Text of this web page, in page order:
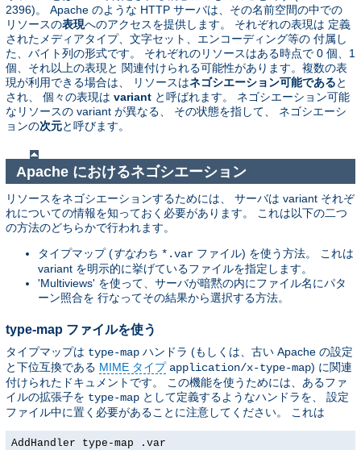
2396)。 Apache のような HTTP サーバは、その名前空間の中での
リソースの表現へのアクセスを提供します。 それぞれの表現は 定義
されたメディアタイプ、文字セット、エンコーディング等の 付属し
た、バイト列の形式です。 それぞれのリソースはある時点で 0 個、1
個、それ以上の表現と 関連付けられる可能性があります。複数の表
現が利用できる場合は、 リソースはネゴシエーション可能であると
され、 個々の表現は variant と呼ばれます。 ネゴシエーション可能
なリソースの variant が異なる、 その状態を指して、 ネゴシエーシ
ョンの次元と呼びます。
Apache におけるネゴシエーション
リソースをネゴシエーションするためには、 サーバは variant それぞ
れについての情報を知っておく必要があります。 これは以下の二つ
の方法のどちらかで行われます。
タイプマップ (すなわち *.var ファイル) を使う方法。 これは
variant を明示的に挙げているファイルを指定します。
'Multiviews' を使って、サーバが暗黙の内にファイル名にパタ
ーン照合を 行なってその結果から選択する方法。
type-map ファイルを使う
タイプマップは type-map ハンドラ (もしくは、古い Apache の設定
と下位互換である MIME タイプ application/x-type-map) に関連
付けられたドキュメントです。 この機能を使うためには、あるファ
イルの拡張子を type-map として定義するようなハンドラを、 設定
ファイル中に置く必要があることに注意してください。 これは
AddHandler type-map .var